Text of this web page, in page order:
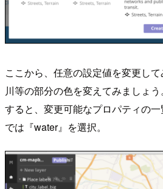
ここから、任意の設定値を変更し
川等の部分の色を変えてみましょ
すると、変更可能なプロパティの
では『water』を選択。